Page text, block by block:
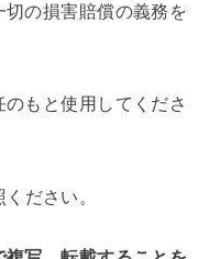
の損害賠償の義務を
もと使用してくださ
ださい。